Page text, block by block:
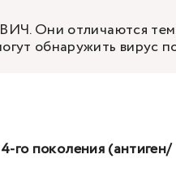
Они отличаются
обнаружить вирус
го поколения (антиген/